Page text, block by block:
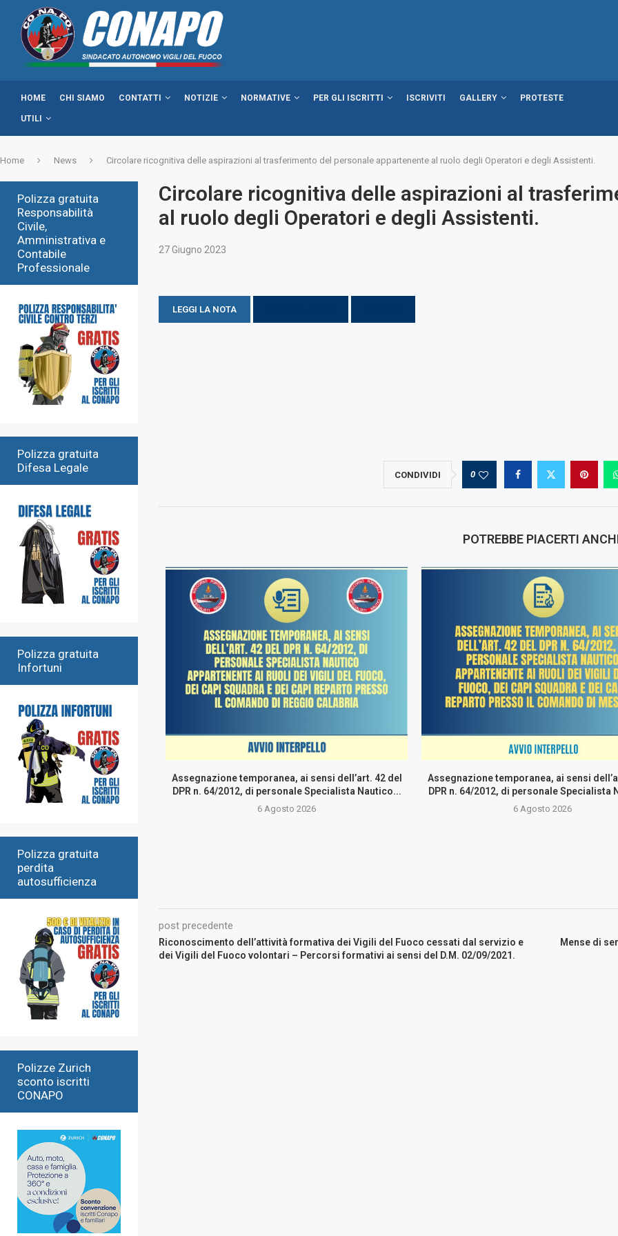
HOME CHI SIAMO CONTATTI NOTIZIE NORMATIVE PER GLI ISCRITTI ISCRIVITI GALLERY PROTESTE
UTILI
Home News Circolare ricognitiva delle aspirazioni al trasferimento del personale appartenente al ruolo degli Operatori e degli Assistenti.
Circolare ricognitiva delle aspirazioni al
al ruolo degli Operatori e degli Assistenti.
27 Giugno 2023
LEGGI LA NOTA
CONDIVIDI 0
POTREBBE PIACERTI
Assegnazione temporanea, ai sensi dell’art. 42 del
DPR n. 64/2012, di personale Specialista Nautico...
6 Agosto 2026
Assegnazione temporanea, ai sensi
DPR n. 64/2012, di personale Specialista
6 Agosto 2026
post precedente
Riconoscimento dell’attività formativa dei Vigili del Fuoco cessati dal servizio e
dei Vigili del Fuoco volontari – Percorsi formativi ai sensi del D.M. 02/09/2021.
Mense di
Polizza gratuita
Responsabilità
Civile,
Amministrativa e
Contabile
Professionale
Polizza gratuita
Difesa Legale
Polizza gratuita
Infortuni
Polizza gratuita
perdita
autosufficienza
Polizze Zurich
sconto iscritti
CONAPO